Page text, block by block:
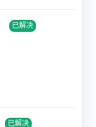
已解决
已解决